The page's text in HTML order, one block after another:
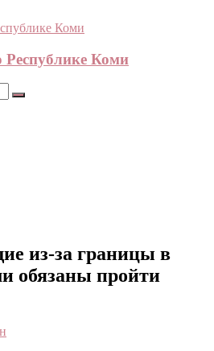
Коми
из-за границы в
обязаны пройти